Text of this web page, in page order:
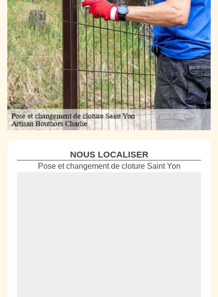
NOUS LOCALISER
Pose et changement de cloture Saint Yon